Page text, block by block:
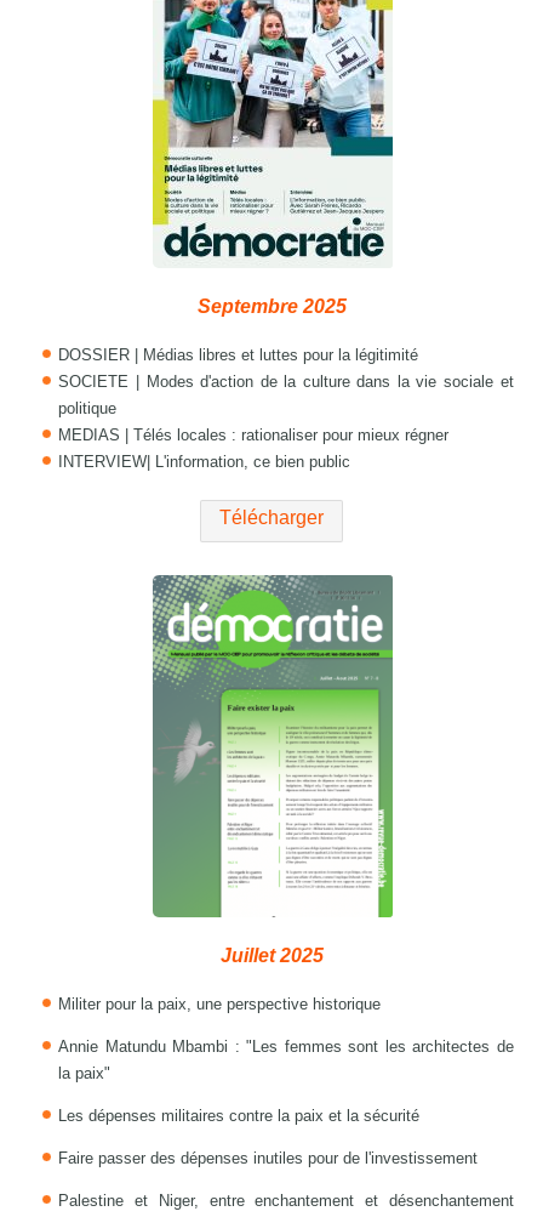
Septembre 2025
DOSSIER | Médias libres et luttes pour la légitimité
SOCIETE | Modes d'action de la culture dans la vie sociale et
politique
MEDIAS | Télés locales : rationaliser pour mieux régner
INTERVIEW| L'information, ce bien public
Télécharger
Juillet 2025
Militer pour la paix, une perspective historique
Annie Matundu Mbambi : "Les femmes sont les architectes de
la paix"
Les dépenses militaires contre la paix et la sécurité
Faire passer des dépenses inutiles pour de l'investissement
Palestine et Niger, entre enchantement et désenchantement